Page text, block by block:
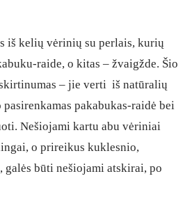
iš kelių vėrinių su perlais, kurių
raide, o kitas – žvaigžde. Šio
– jie verti iš natūralių
pakabukas-raidė bei
Nešiojami kartu abu vėriniai
o prireikus kuklesnio,
būti nešiojami atskirai, po